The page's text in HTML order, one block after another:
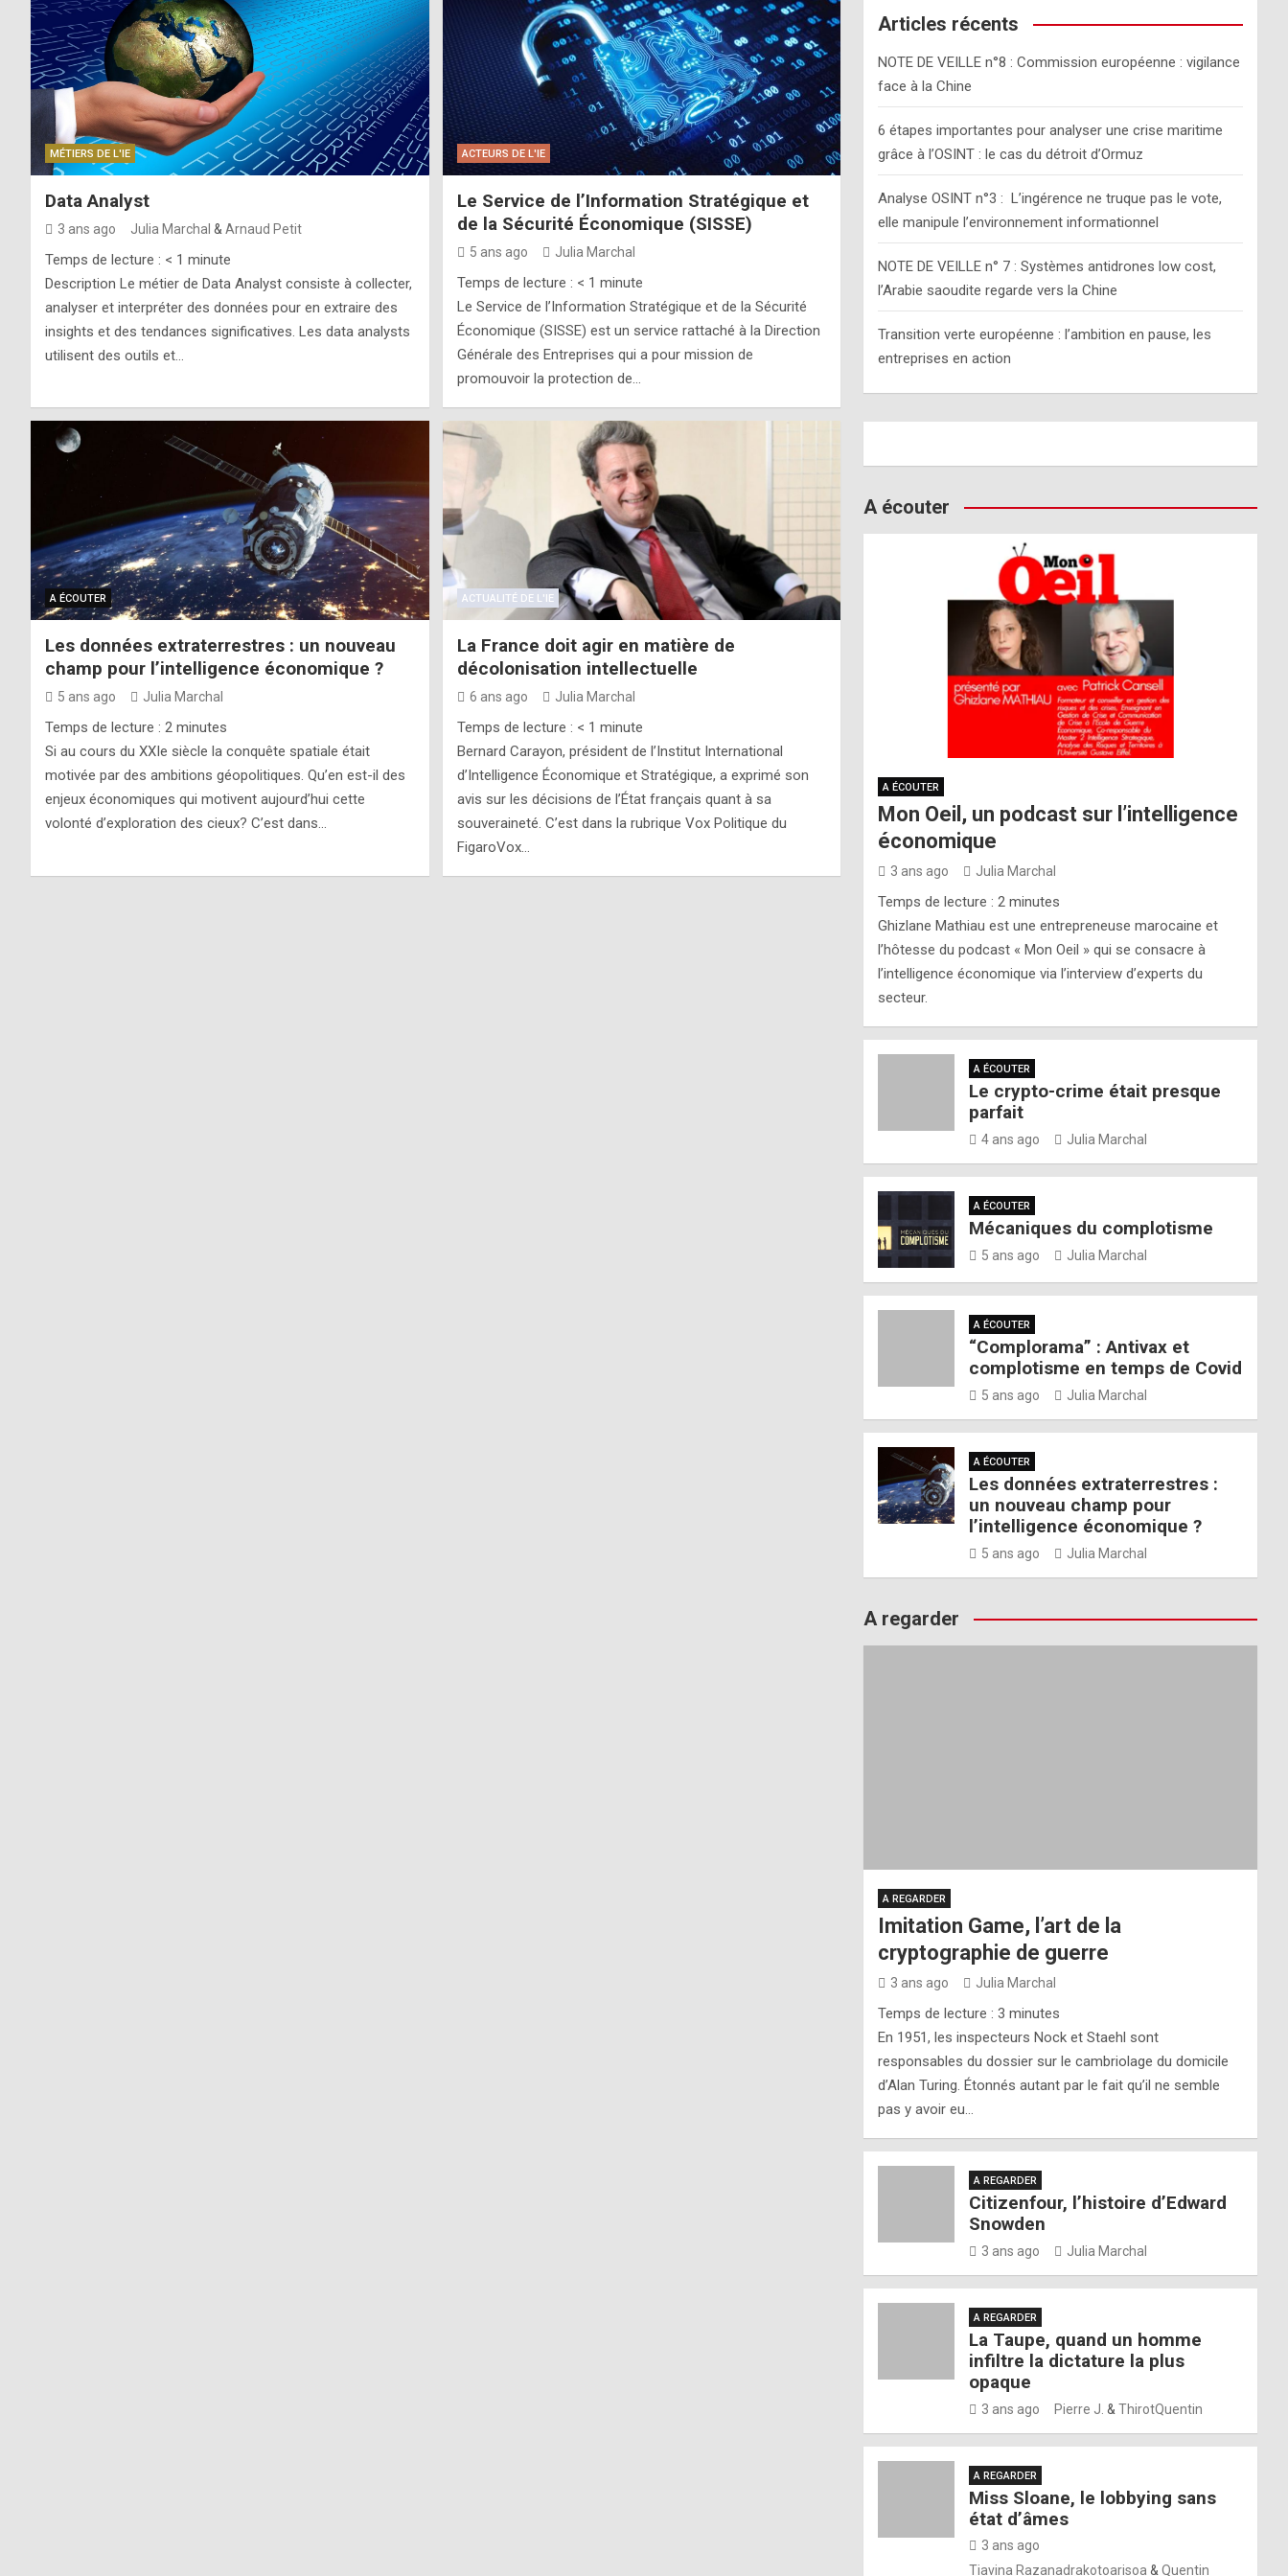
MÉTIERS DE L'IE
Data Analyst
3 ans ago Julia Marchal & Arnaud Petit
Temps de lecture : < 1 minute
Description Le métier de Data Analyst consiste à collecter,
analyser et interpréter des données pour en extraire des
insights et des tendances significatives. Les data analysts
utilisent des outils et…
ACTEURS DE L'IE
Le Service de l’Information Stratégique et
de la Sécurité Économique (SISSE)
5 ans ago Julia Marchal
Temps de lecture : < 1 minute
Le Service de l’Information Stratégique et de la Sécurité
Économique (SISSE) est un service rattaché à la Direction
Générale des Entreprises qui a pour mission de
promouvoir la protection de…
A ÉCOUTER
Les données extraterrestres : un nouveau
champ pour l’intelligence économique ?
5 ans ago Julia Marchal
Temps de lecture : 2 minutes
Si au cours du XXIe siècle la conquête spatiale était
motivée par des ambitions géopolitiques. Qu’en est-il des
enjeux économiques qui motivent aujourd’hui cette
volonté d’exploration des cieux? C’est dans…
ACTUALITÉ DE L'IE
La France doit agir en matière de
décolonisation intellectuelle
6 ans ago Julia Marchal
Temps de lecture : < 1 minute
Bernard Carayon, président de l’Institut International
d’Intelligence Économique et Stratégique, a exprimé son
avis sur les décisions de l’État français quant à sa
souveraineté. C’est dans la rubrique Vox Politique du
FigaroVox…
c
Articles récents
NOTE DE VEILLE n°8 : Commission européenne : vigilance
face à la Chine
6 étapes importantes pour analyser une crise maritime
grâce à l’OSINT : le cas du détroit d’Ormuz
Analyse OSINT n°3 : L’ingérence ne truque pas le vote,
elle manipule l’environnement informationnel
NOTE DE VEILLE n° 7 : Systèmes antidrones low cost,
l’Arabie saoudite regarde vers la Chine
Transition verte européenne : l’ambition en pause, les
entreprises en action
A écouter
A ÉCOUTER
Mon Oeil, un podcast sur l’intelligence
économique
3 ans ago Julia Marchal
Temps de lecture :2 minutes
Ghizlane Mathiau est une entrepreneuse marocaine et
l’hôtesse du podcast « Mon Oeil » qui se consacre à
l’intelligence économique via l’interview d’experts du
secteur.
A ÉCOUTER
Le crypto-crime était presque
parfait
4 ans ago Julia Marchal
A ÉCOUTER
Mécaniques du complotisme
5 ans ago Julia Marchal
A ÉCOUTER
“Complorama” : Antivax et
complotisme en temps de Covid
5 ans ago Julia Marchal
A ÉCOUTER
Les données extraterrestres :
un nouveau champ pour
l’intelligence économique ?
5 ans ago Julia Marchal
A regarder
A REGARDER
Imitation Game, l’art de la
cryptographie de guerre
3 ans ago Julia Marchal
Temps de lecture :3 minutes
En 1951, les inspecteurs Nock et Staehl sont
responsables du dossier sur le cambriolage du domicile
d’Alan Turing. Étonnés autant par le fait qu’il ne semble
pas y avoir eu…
A REGARDER
Citizenfour, l’histoire d’Edward
Snowden
3 ans ago Julia Marchal
A REGARDER
La Taupe, quand un homme
infiltre la dictature la plus
opaque
3 ans ago Pierre J. &ThirotQuentin
A REGARDER
Miss Sloane, le lobbying sans
état d’âmes
3 ans ago
Tiavina Razanadrakotoarisoa &Quentin